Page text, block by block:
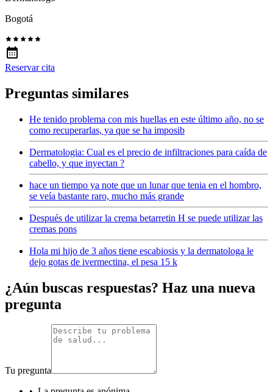
Bogotá
Reservar cita
Preguntas similares
He tenido problema con mis huellas en este último año, no se
como recuperarlas, ya que se ha imposib
Dermatologia: Cual es el precio de infiltraciones para caída de
cabello, y que inyectan ?
hace un tiempo ya note que un lunar que tenia en el hombro,
se veía bastante raro, mucho más grande
Después de utilizar la crema betarretin H se puede utilizar las
cremas pons
Hola mi hijo de 3 años tiene escabiosis y la dermatologa le
dejo gotas de ivermectina, el pesa 15 k
¿Aún buscas respuestas? Haz una nueva
pregunta
Tu pregunta